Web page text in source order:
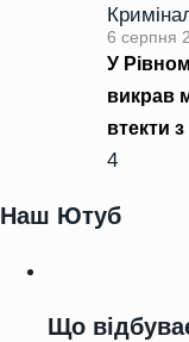
6 серпня
У
викрав
втекти з
4
Наш Ютуб
Що